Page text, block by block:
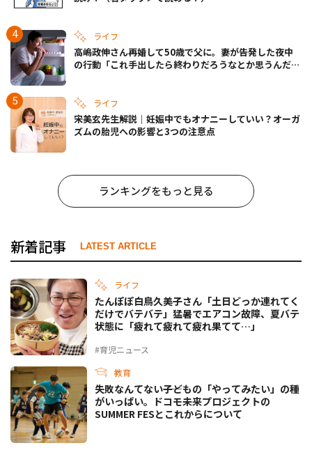
ライフ
高嶋政伸さん再婚して50歳で父に。妻が告発した夜中
の行動「これ手出したら終わりだろうなとか思うんだけ
ライフ
宋美玄先生解説｜妊娠中でもオナニーしていい？オーガ
ズムの胎児への影響と3つの注意点
ランキングをもっと見る
新着記事 LATEST ARTICLE
ライフ
#育児ニュース
たんぽぽ白鳥久美子さん「土日どっか連れてく
だけでバテバテ」猛暑でエアコン故障、夏バテ
状態に「疲れて疲れて疲れ果てて…」
教育
失敗なんてない――子どもの「やってみたい」の種
がいっぱい。ドコモ未来プロジェクトの
SUMMER FESとこれからについて